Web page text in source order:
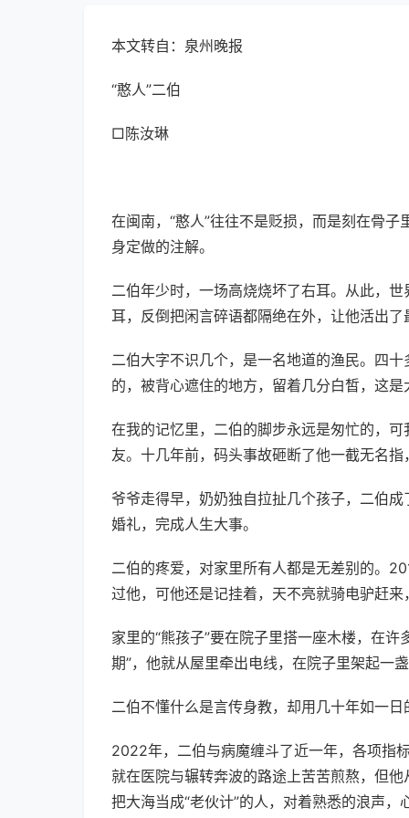
本文转自：泉州晚报
“憨人”二伯
□陈汝琳
在闽南，“憨人”往往不是贬损，而是刻在骨
身定做的注解。
二伯年少时，一场高烧烧坏了右耳。从此，
耳，反倒把闲言碎语都隔绝在外，让他活出了
二伯大字不识几个，是一名地道的渔民。四
的，被背心遮住的地方，留着几分白皙，这
在我的记忆里，二伯的脚步永远是匆忙的，
友。十几年前，码头事故砸断了他一截无名
爷爷走得早，奶奶独自拉扯几个孩子，二伯
婚礼，完成人生大事。
二伯的疼爱，对家里所有人都是无差别的。
过他，可他还是记挂着，天不亮就骑电驴赶
家里的“熊孩子”要在院子里搭一座木楼，在
期”，他就从屋里牵出电线，在院子里架起一
二伯不懂什么是言传身教，却用几十年如一
2022年，二伯与病魔缠斗了近一年，各项指
就在医院与辗转奔波的路途上苦苦煎熬，但
把大海当成“老伙计”的人，对着熟悉的浪声，